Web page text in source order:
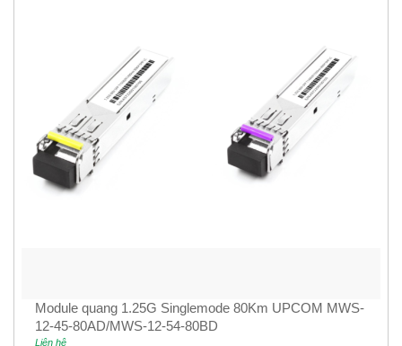
Module quang 1.25G Singlemode 80Km UPCOM MWS-
12-45-80AD/MWS-12-54-80BD
Liên hệ